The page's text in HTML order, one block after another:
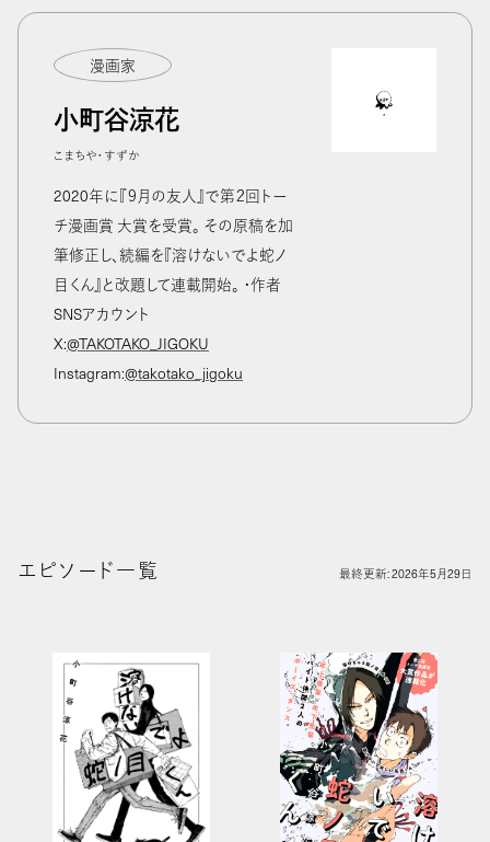
漫画家
小町谷涼花
こまちや・すずか
2020年に『９月の友人』で第２回トー
チ漫画賞 大賞を受賞。 その原稿を加
筆修正し、続編を『溶けないでよ蛇ノ
目くん』と改題して連載開始。 ・作者
SNSアカウント
X:@TAKOTAKO_JIGOKU
Instagram:@takotako_jigoku
エピソード一覧 最終更新: 2026年5月29日